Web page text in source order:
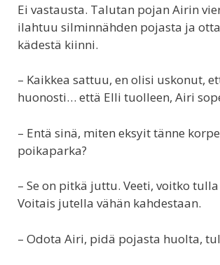
Ei vastausta. Talutan pojan Airin
ilahtuu silminnähden pojasta ja
kädestä kiinni.
– Kaikkea sattuu, en olisi uskonut,
huonosti… että Elli tuolleen, Airi
– Entä sinä, miten eksyit tänne
poikaparka?
– Se on pitkä juttu. Veeti, voitko
Voitais jutella vähän kahdestaan.
– Odota Airi, pidä pojasta huolta,